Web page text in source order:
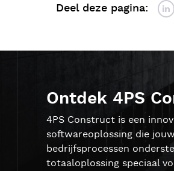
Deel deze pagina:
Ontdek 4PS
4PS Construct is een
softwareoplossing die
bedrijfsprocessen
totaaloplossing speciaal